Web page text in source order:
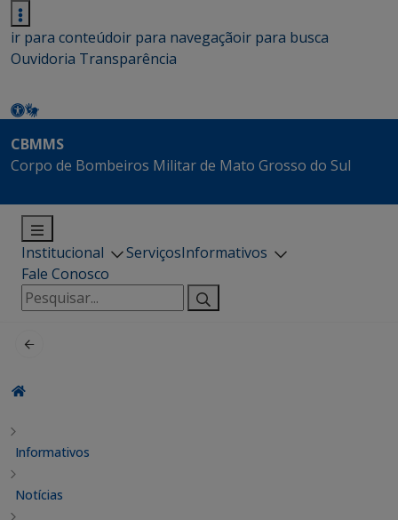
ir para conteúdoir para navegaçãoir para busca
Ouvidoria Transparência
CBMMS
Corpo de Bombeiros Militar de Mato Grosso do Sul
Institucional ServiçosInformativos
Fale Conosco
Pesquisar
por:
Informativos
Notícias